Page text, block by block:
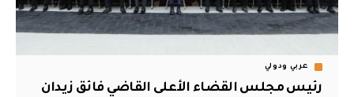
عربي ودولي
رئيس مجلس القضاء الأعلى القاضي فائق زيدان